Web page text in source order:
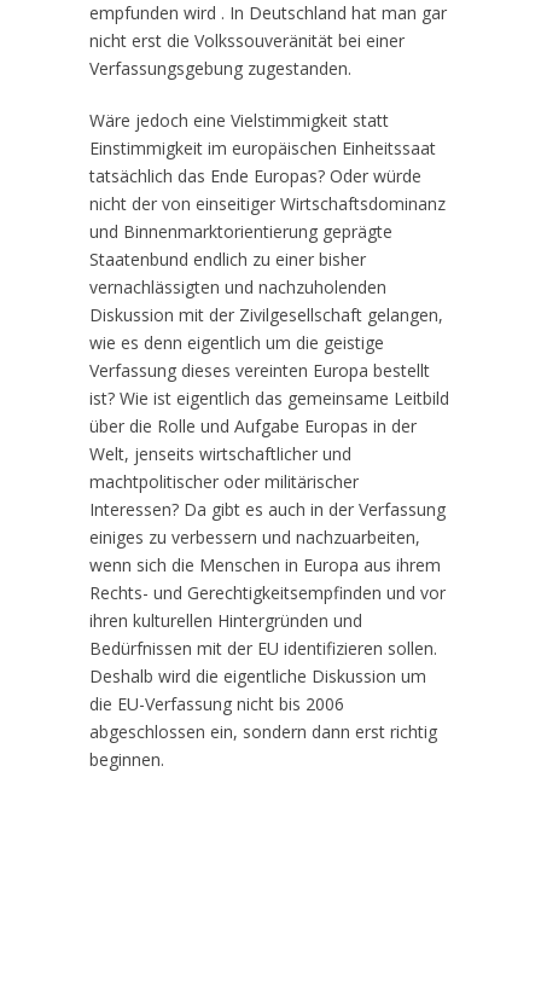
empfunden wird . In Deutschland hat man gar
nicht erst die Volkssouveränität bei einer
Verfassungsgebung zugestanden.
Wäre jedoch eine Vielstimmigkeit statt
Einstimmigkeit im europäischen Einheitssaat
tatsächlich das Ende Europas? Oder würde
nicht der von einseitiger Wirtschaftsdominanz
und Binnenmarktorientierung geprägte
Staatenbund endlich zu einer bisher
vernachlässigten und nachzuholenden
Diskussion mit der Zivilgesellschaft gelangen,
wie es denn eigentlich um die geistige
Verfassung dieses vereinten Europa bestellt
ist? Wie ist eigentlich das gemeinsame Leitbild
über die Rolle und Aufgabe Europas in der
Welt, jenseits wirtschaftlicher und
machtpolitischer oder militärischer
Interessen? Da gibt es auch in der Verfassung
einiges zu verbessern und nachzuarbeiten,
wenn sich die Menschen in Europa aus ihrem
Rechts- und Gerechtigkeitsempfinden und vor
ihren kulturellen Hintergründen und
Bedürfnissen mit der EU identifizieren sollen.
Deshalb wird die eigentliche Diskussion um
die EU-Verfassung nicht bis 2006
abgeschlossen ein, sondern dann erst richtig
beginnen.